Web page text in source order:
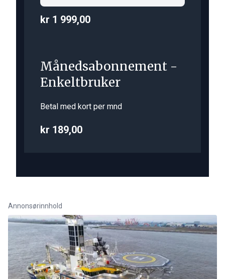
kr 1 999,00
Månedsabonnement -
Enkeltbruker
Betal med kort per mnd
kr 189,00
Annonsørinnhold